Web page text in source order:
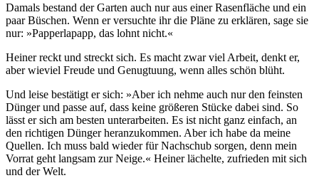
Damals bestand der Garten auch nur aus einer Rasenfläche und ein
paar Büschen. Wenn er versuchte ihr die Pläne zu erklären, sage sie
nur: »Papperlapapp, das lohnt nicht.«
Heiner reckt und streckt sich. Es macht zwar viel Arbeit, denkt er,
aber wieviel Freude und Genugtuung, wenn alles schön blüht.
Und leise bestätigt er sich: »Aber ich nehme auch nur den feinsten
Dünger und passe auf, dass keine größeren Stücke dabei sind. So
lässt er sich am besten unterarbeiten. Es ist nicht ganz einfach, an
den richtigen Dünger heranzukommen. Aber ich habe da meine
Quellen. Ich muss bald wieder für Nachschub sorgen, denn mein
Vorrat geht langsam zur Neige.« Heiner lächelte, zufrieden mit sich
und der Welt.